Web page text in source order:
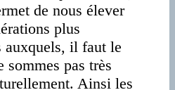
de nous élever
plus
auxquels, il faut le
sommes pas très
Ainsi les